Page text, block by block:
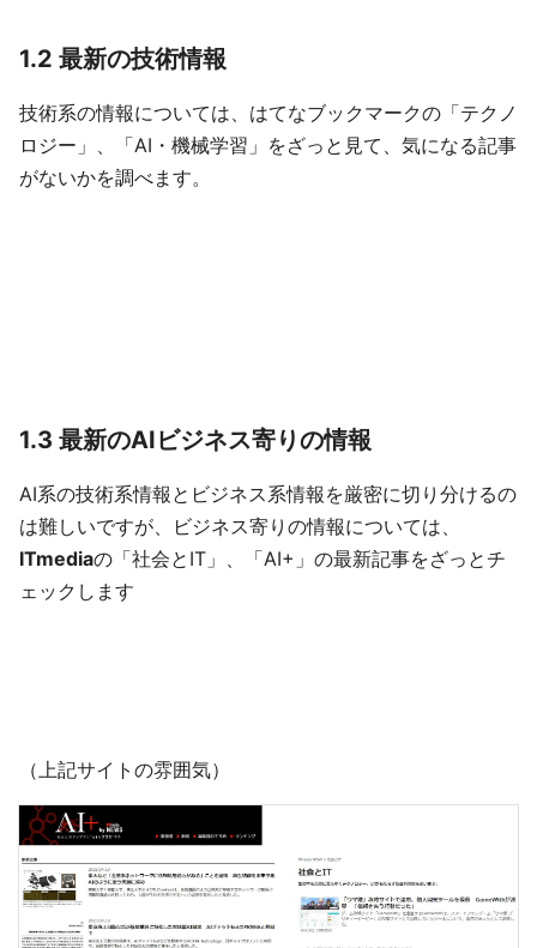
1.2 最新の技術情報
技術系の情報については、はてなブックマークの「テクノ
ロジー」、「AI・機械学習」をざっと見て、気になる記事
がないかを調べます。
1.3 最新のAIビジネス寄りの情報
AI系の技術系情報とビジネス系情報を厳密に切り分けるの
は難しいですが、ビジネス寄りの情報については、
ITmediaの「社会とIT」、「AI+」の最新記事をざっとチ
ェックします
（上記サイトの雰囲気）